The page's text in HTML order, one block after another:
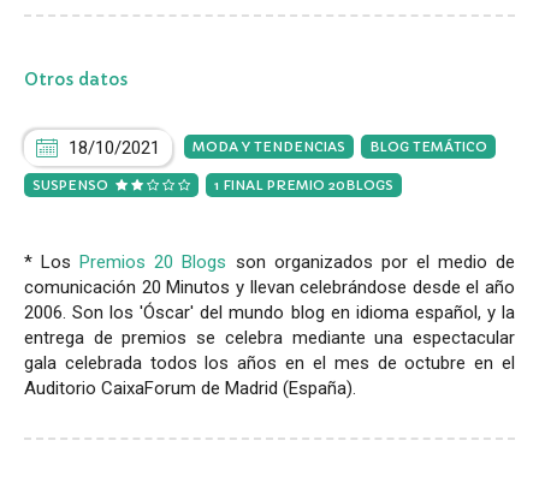
Otros datos
18/10/2021 MODA Y TENDENCIAS BLOG TEMÁTICO
SUSPENSO 1 FINAL PREMIO 20BLOGS
* LosPremios 20 Blogs son organizados por el medio de
comunicación 20 Minutos y llevan celebrándose desde el año
2006. Son los 'Óscar' del mundo blog en idioma español, y la
entrega de premios se celebra mediante una espectacular
gala celebrada todos los años en el mes de octubre en el
Auditorio CaixaForum de Madrid (España).